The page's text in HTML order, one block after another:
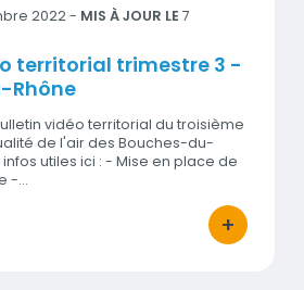
2022- MIS À JOUR LE 7
territorial trimestre 3 -
Rhône
vidéo territorial du troisième
de l'air des Bouches-du-
utiles ici : - Mise en place de
-…
+
bouton